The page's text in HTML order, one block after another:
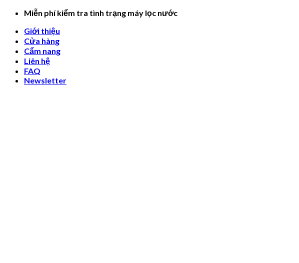
Skip
content
Miễn phí kiểm tra tình trạng máy lọc nước
Giới thiệu
Cửa hàng
Cẩm nang
Liên hệ
FAQ
Newsletter